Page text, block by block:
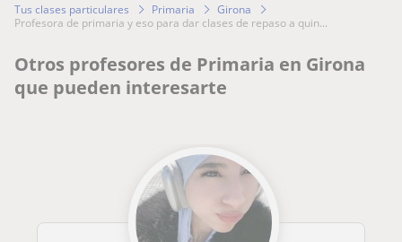
Tus clases particulares Primaria
Girona
profesora de primaria y eso para dar clases de repaso a quin...
Otros profesores de Primaria en Girona
que pueden interesarte